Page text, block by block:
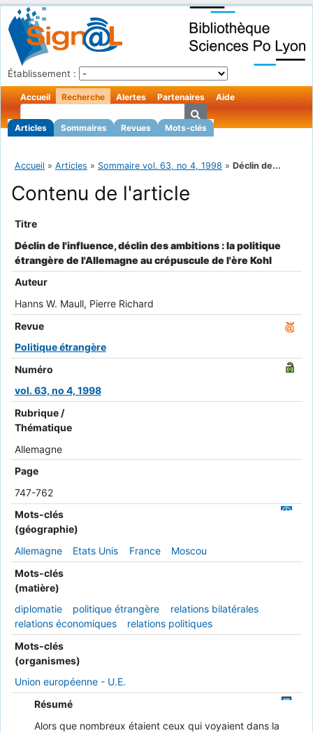
Établissement :
Accueil Recherche
Articles Sommaires Revues Mots-clés
Alertes Partenaires Aide
Accueil » Articles » Sommaire vol. 63, no 4, 1998 » Déclin de...
Contenu de l'article
Titre
Déclin de l'influence, déclin des ambitions : la politique
étrangère de l'Allemagne au crépuscule de l'ère Kohl
Auteur
Hanns W. Maull, Pierre Richard
Revue
Politique étrangère
Numéro
vol. 63, no 4, 1998
Rubrique /
Thématique
Allemagne
Page
747-762
Mots-clés
(géographie)
Allemagne
Etats Unis France
Moscou
Mots-clés
(matière)
diplomatie
politique étrangère
relations bilatérales
relations économiques
relations politiques
Mots-clés
(organismes)
Union européenne - U.E.
Résumé
Alors que nombreux étaient ceux qui voyaient dans la